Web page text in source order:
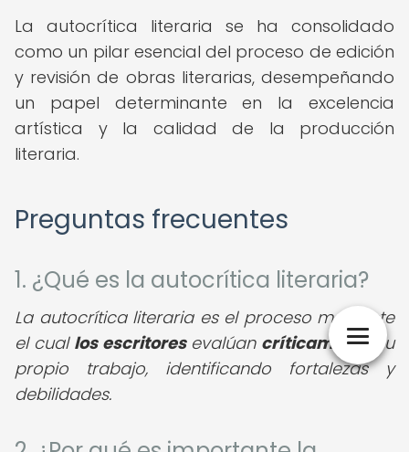
La autocrítica literaria se ha consolidado
como un pilar esencial del proceso de edición
y revisión de obras literarias, desempeñando
un papel determinante en la excelencia
artística y la calidad de la producción
literaria.
Preguntas frecuentes
1. ¿Qué es la autocrítica literaria?
La autocrítica literaria es el proceso mediante
el cual los escritoresevalúan críticamente su
propio trabajo, identificando fortalezas y
debilidades.